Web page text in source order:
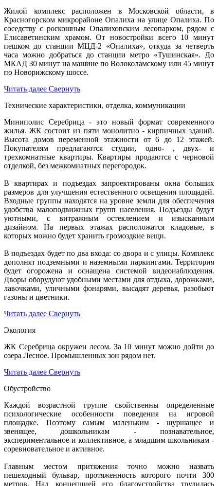
Жилой комплекс расположен в Московской области, в
Красногорском микрорайоне Опалиха на улице Опалиха. По
соседству с роскошным Опалиховским лесопарком, рядом с
Елисаветинским храмом. От новостройки всего 10 минут
пешком до станции МЦД-2 «Опалиха», откуда за четверть
часа можно добраться до станции метро «Тушинская». До
МКАД 30 минут на машине по Волоколамскому или 45 минут
по Новорижскому шоссе.
Читать далее Свернуть
Технические характеристики, отделка, коммуникации
Миниполис Серебрица - это новый формат современного
жилья. ЖК состоит из пяти монолитно - кирпичных зданий.
Высота домов переменной этажности от 6 до 12 этажей.
Покупателям предлагаются студии, одно- , двух- и
трехкомнатные квартиры. Квартиры продаются с черновой
отделкой, без межкомнатных перегородок.
В квартирах и подъездах запроектированы окна больших
размеров для улучшения естественного освещения площадей.
Входные группы находятся на уровне земли для обеспечения
удобства малоподвижных групп населения. Подъезды будут
уютными, с витражным остеклением и изысканным
дизайном. На первых этажах расположатся кладовые, в
которых можно будет хранить громоздкие вещи.
В подъездах будет по два входа: со двора и с улицы. Комплекс
дополнят подземными и наземными паркингами. Территория
будет огорожена и оснащена системой видеонаблюдения.
Дворы оборудуют удобными местами для отдыха, дорожками,
лавочками, уличными фонарями, высадят деревья, разобьют
газоны и цветники.
Читать далее Свернуть
Экология
ЖК Серебрица окружен лесом. За 10 минут можно дойти до
озера Лесное. Промышленных зон рядом нет.
Читать далее Свернуть
Обустройство
Каждой возрастной группе свойственны определенные
психологические особенности поведения на игровой
площадке. Поэтому самым маленьким - шуршащее и
звенящее, дошкольникам - познавательное,
экспериментальное и коллективное, а младшим школьникам -
соревновательное и активное.
Главным местом притяжения точно можно назвать
пешеходный бульвар, протяженность которого почти 300
метров. Над концепцией его благоустройства трудилась